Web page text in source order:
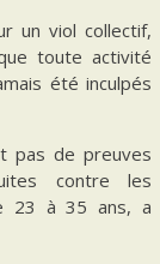
un viol collectif,
toute activité
été inculpés
pas de preuves
contre les
23 à 35 ans, a